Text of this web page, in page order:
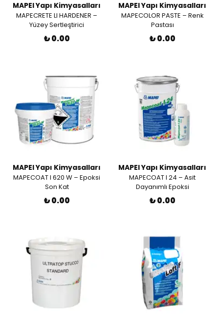
MAPEI Yapı Kimyasalları
MAPECRETE LI HARDENER –
Yüzey Sertleştirici
₺ 0.00
MAPEI Yapı Kimyasalları
MAPECOLOR PASTE – Renk
Pastası
₺ 0.00
MAPEI Yapı Kimyasalları
MAPECOAT I 620 W – Epoksi
Son Kat
₺ 0.00
MAPEI Yapı Kimyasalları
MAPECOAT I 24 – Asit
Dayanımlı Epoksi
₺ 0.00